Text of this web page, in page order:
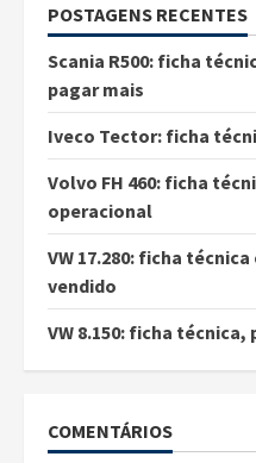
POSTAGENS RECENTES
Scania R500: ficha
pagar mais
Iveco Tector: ficha
Volvo FH 460: ficha
operacional
VW 17.280: ficha
vendido
VW 8.150: ficha
COMENTÁRIOS